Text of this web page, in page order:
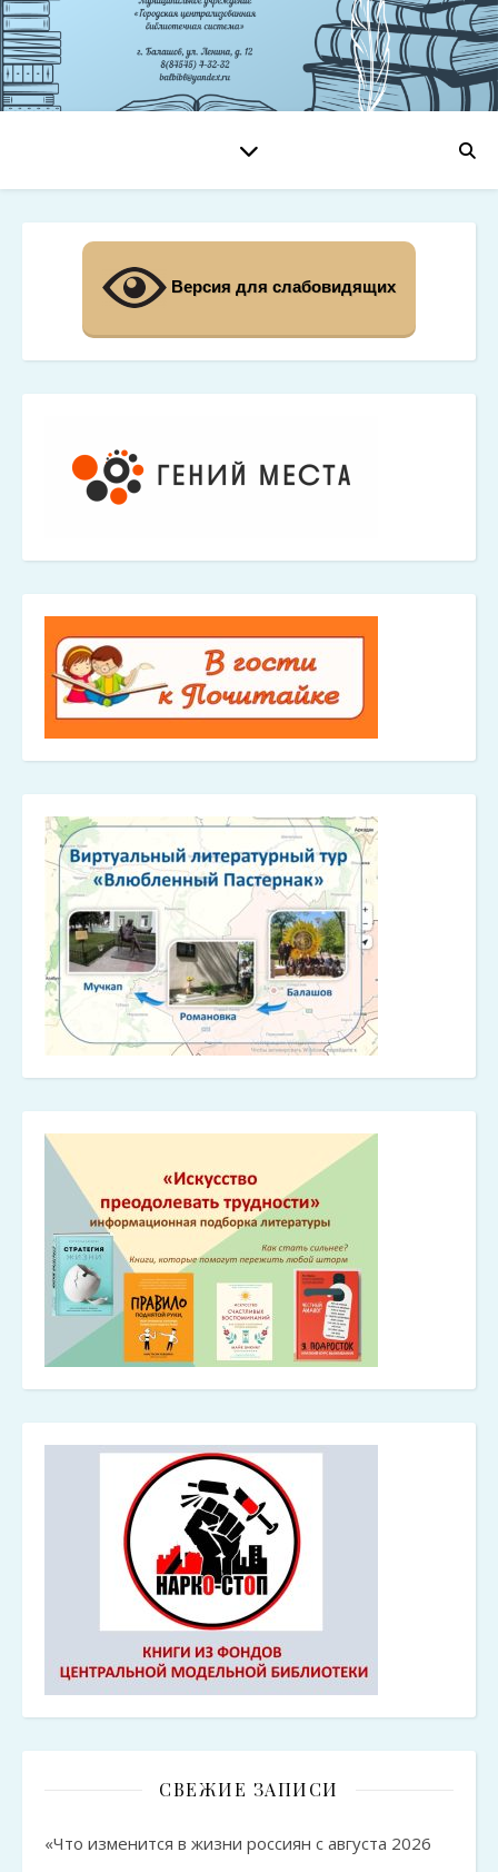
Версия для слабовидящих
СВЕЖИЕ ЗАПИСИ
«Что изменится в жизни россиян с августа 2026